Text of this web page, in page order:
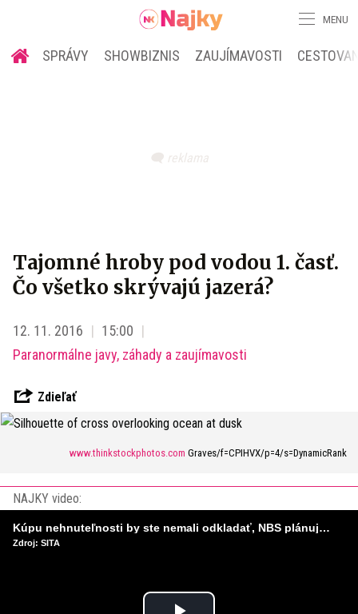
MENU
SPRÁVY SHOWBIZNIS ZAUJÍMAVOSTI
Tajomné hroby pod vodou 1. časť.
Čo všetko skrývajú jazerá?
12. 11. 2016
15:00
Paranormálne javy, záhady a zaujímavosti
Zdieľať
www.thinkstockphotos.com Graves/f=CPIHVX/p=4/s=DynamicRank
NAJKY video:
Kúpu nehnuteľnosti by ste nemali odkladať, NBS plánuje sprísniť pravidlá pri hypotékach
Zdroj: SITA